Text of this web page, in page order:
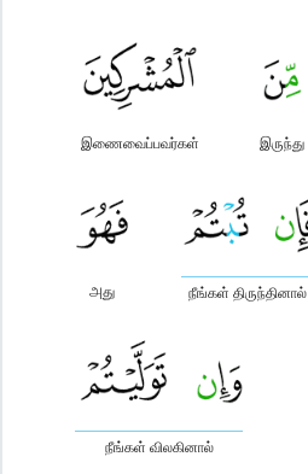
இருந்து
இணைவைப்பவர்கள்
நீங்கள் திருந்தினால்
அது
நீங்கள் விலகினால்